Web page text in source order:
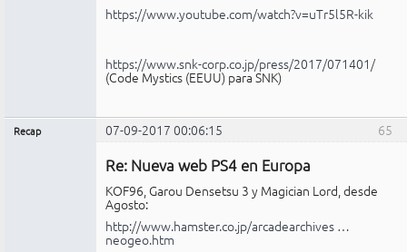
https://www.youtube.com/watch?v=uTr5l5R-kik
https://www.snk-corp.co.jp/press/2017/071401/
(Code Mystics (EEUU) para SNK)
65
Recap 07-09-2017 00:06:15
Re: Nueva web PS4 en Europa
KOF96, Garou Densetsu 3 y Magician Lord, desde
Agosto:
http://www.hamster.co.jp/arcadearchives …
neogeo.htm